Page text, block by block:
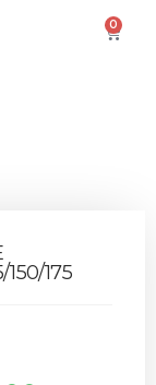
0
175